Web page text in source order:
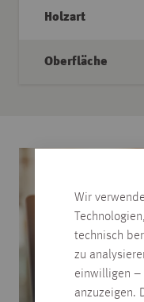
Wir
technisch
zu
einwilligen –
anzuzeigen.
Holzart
Oberfläche